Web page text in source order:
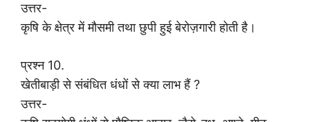
उत्तर-
कृषि के क्षेत्र में मौसमी तथा छुपी हुई बेरोज़गारी होती है।
प्रश्न 10.
खेतीबाड़ी से संबंधित धंधों से क्या लाभ हैं ?
उत्तर-